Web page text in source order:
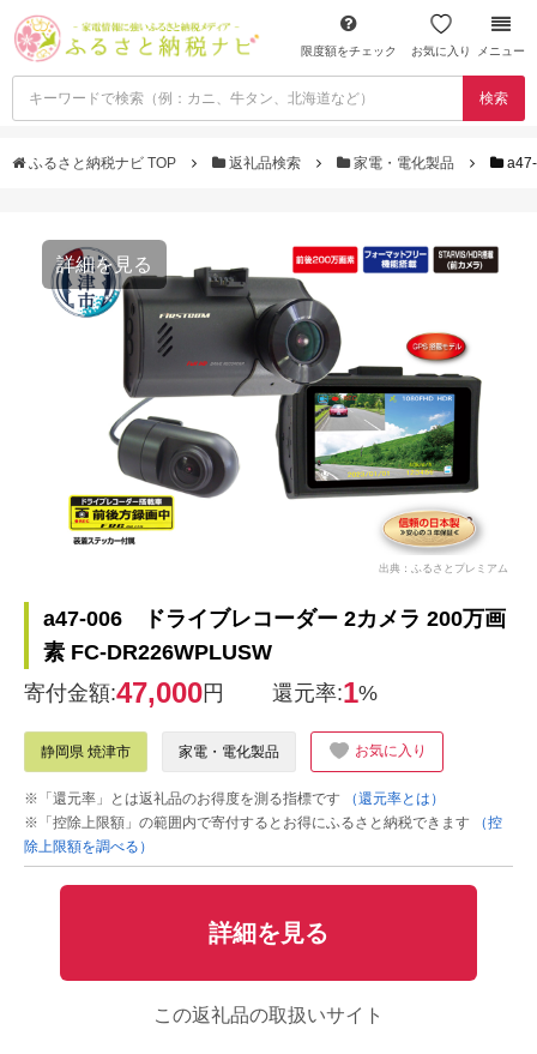
限度額をチェック お気に入り メニュー
検索
ふるさと納税ナビ TOP 返礼品検索 家電・電化製品
詳細を見る
出典：ふるさとプレミアム
a47-006 ドライブレコーダー 2カメラ 200万画
素 FC-DR226WPLUSW
寄付金額:47,000円 還元率:1%
静岡県 焼津市 家電・電化製品 お気に入り
※「還元率」とは返礼品のお得度を測る指標です
（還元率とは）
※「控除上限額」の範囲内で寄付するとお得にふるさと納税できます
（控
除上限額を調べる）
詳細を見る
この返礼品の取扱いサイト